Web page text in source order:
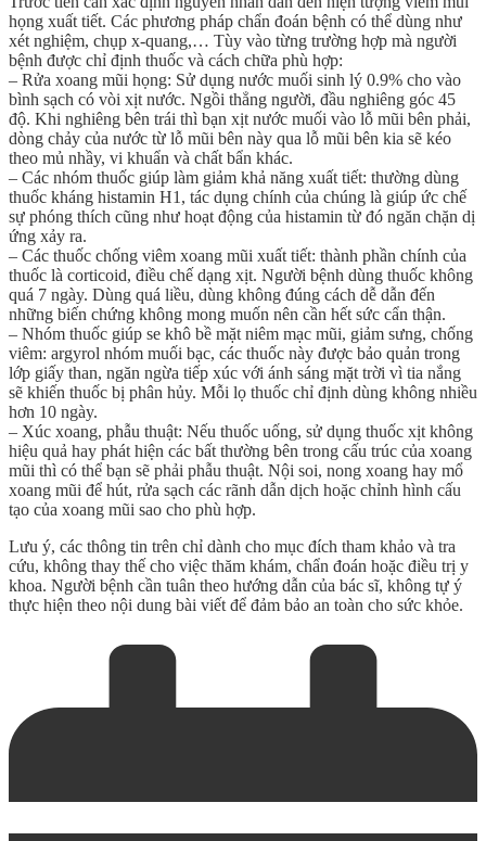
họng xuất tiết. Các phương pháp chẩn đoán bệnh có thể dùng như
xét nghiệm, chụp x-quang,… Tùy vào từng trường hợp mà người
bệnh được chỉ định thuốc và cách chữa phù hợp:
– Rửa xoang mũi họng: Sử dụng nước muối sinh lý 0.9% cho vào
bình sạch có vòi xịt nước. Ngồi thẳng người, đầu nghiêng góc 45
độ. Khi nghiêng bên trái thì bạn xịt nước muối vào lỗ mũi bên phải,
dòng chảy của nước từ lỗ mũi bên này qua lỗ mũi bên kia sẽ kéo
theo mủ nhầy, vi khuẩn và chất bẩn khác.
– Các nhóm thuốc giúp làm giảm khả năng xuất tiết: thường dùng
thuốc kháng histamin H1, tác dụng chính của chúng là giúp ức chế
sự phóng thích cũng như hoạt động của histamin từ đó ngăn chặn dị
ứng xảy ra.
– Các thuốc chống viêm xoang mũi xuất tiết: thành phần chính của
thuốc là corticoid, điều chế dạng xịt. Người bệnh dùng thuốc không
quá 7 ngày. Dùng quá liều, dùng không đúng cách dễ dẫn đến
những biến chứng không mong muốn nên cần hết sức cẩn thận.
– Nhóm thuốc giúp se khô bề mặt niêm mạc mũi, giảm sưng, chống
viêm: argyrol nhóm muối bạc, các thuốc này được bảo quản trong
lớp giấy than, ngăn ngừa tiếp xúc với ánh sáng mặt trời vì tia nắng
sẽ khiến thuốc bị phân hủy. Mỗi lọ thuốc chỉ định dùng không nhiều
hơn 10 ngày.
– Xúc xoang, phẫu thuật: Nếu thuốc uống, sử dụng thuốc xịt không
hiệu quả hay phát hiện các bất thường bên trong cấu trúc của xoang
mũi thì có thể bạn sẽ phải phẫu thuật. Nội soi, nong xoang hay mổ
xoang mũi để hút, rửa sạch các rãnh dẫn dịch hoặc chỉnh hình cấu
tạo của xoang mũi sao cho phù hợp.
Lưu ý, các thông tin trên chỉ dành cho mục đích tham khảo và tra
cứu, không thay thế cho việc thăm khám, chẩn đoán hoặc điều trị y
khoa. Người bệnh cần tuân theo hướng dẫn của bác sĩ, không tự ý
thực hiện theo nội dung bài viết để đảm bảo an toàn cho sức khỏe.